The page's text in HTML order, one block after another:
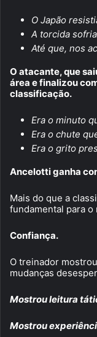
O Japão
A torcida
Até que, nos
O atacante, que
área e finalizou
classificação.
Era o minuto
Era o chute
Era o grito
Ancelotti ganha
Mais do que a
fundamental para o
Confiança.
O treinador
mudanças
Mostrou leitura
Mostrou